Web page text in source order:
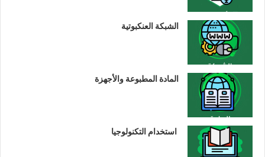
الشبكة العنكبوتية
المادة المطبوعة والأجهزة
استخدام التكنولوجيا